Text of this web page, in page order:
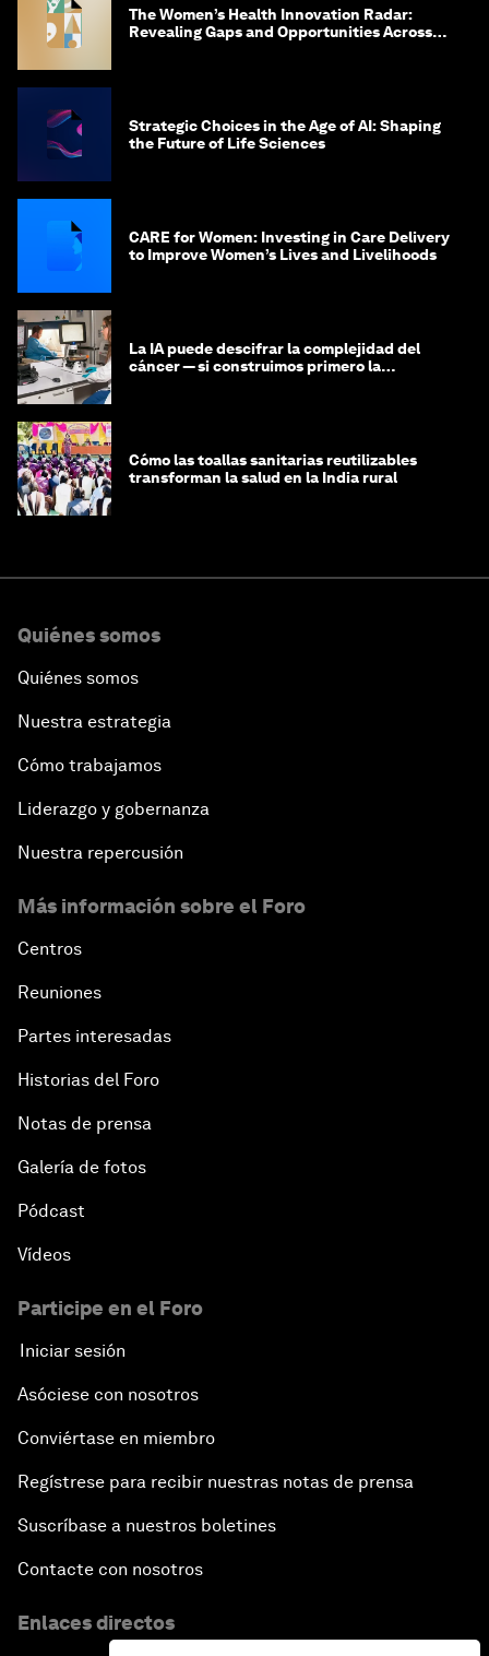
The Women’s Health Innovation Radar:
Revealing Gaps and Opportunities Across
Strategic Choices in the Age of AI: Shaping
the Future of Life Sciences
CARE for Women: Investing in Care Delivery
to Improve Women’s Lives and Livelihoods
La IA puede descifrar la complejidad del
cáncer — si construimos primero la
Cómo las toallas sanitarias reutilizables
transforman la salud en la India rural
Quiénes somos
Quiénes somos
Nuestra estrategia
Cómo trabajamos
Liderazgo y gobernanza
Nuestra repercusión
Más información sobre el Foro
Centros
Reuniones
Partes interesadas
Historias del Foro
Notas de prensa
Galería de fotos
Pódcast
Vídeos
Participe en el Foro
Iniciar sesión
Asóciese con nosotros
Conviértase en miembro
Regístrese para recibir nuestras notas de prensa
Suscríbase a nuestros boletines
Contacte con nosotros
Enlaces directos